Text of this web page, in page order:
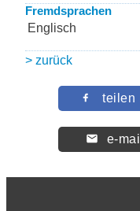
Fremdsprachen
Englisch
> zurück
teilen
e-mail